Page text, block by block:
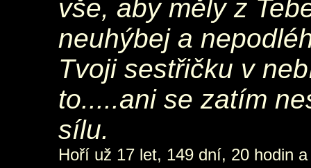
vše, aby měly z
neuhýbej a
Tvoji sestřičku v
to.....ani se zatím
sílu.
Hoří už 17 let, 149 dní, 20 hodin